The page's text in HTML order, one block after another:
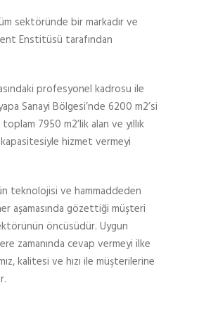
sektöründe bir markadır ve
Enstitüsü tarafından
profesyonel kadrosu ile
Sanayi Bölgesi’nde 6200 m2’si
7950 m2’lik alan ve yıllık
hizmet vermeyi
teknolojisi ve hammaddeden
aşamasında gözettiği müşteri
öncüsüdür. Uygun
zamanında cevap vermeyi ilke
kalitesi ve hızı ile müşterilerine